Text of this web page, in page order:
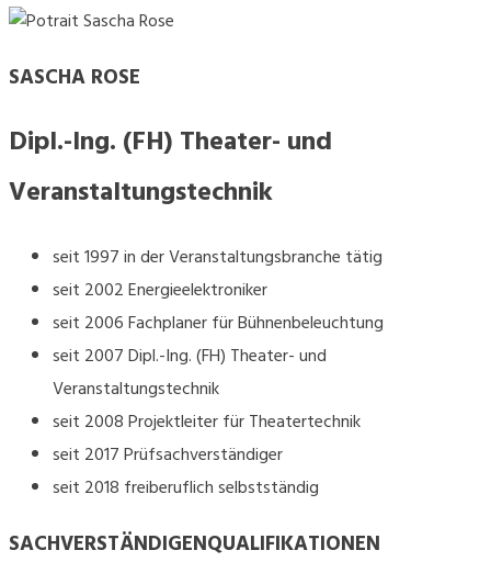
SASCHA ROSE
Dipl.-Ing. (FH) Theater- und
Veranstaltungstechnik
seit 1997 in der Veranstaltungsbranche tätig
seit 2002 Energieelektroniker
seit 2006 Fachplaner für Bühnenbeleuchtung
seit 2007 Dipl.-Ing. (FH) Theater- und
Veranstaltungstechnik
seit 2008 Projektleiter für Theatertechnik
seit 2017 Prüfsachverständiger
seit 2018 freiberuflich selbstständig
SACHVERSTÄNDIGENQUALIFIKATIONEN